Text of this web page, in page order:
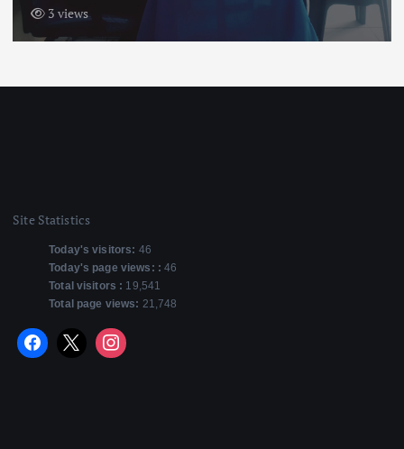
5 views
Site Statistics
Today's visitors: 46
Today's page views: :46
Total visitors : 19,541
Total page views: 21,748